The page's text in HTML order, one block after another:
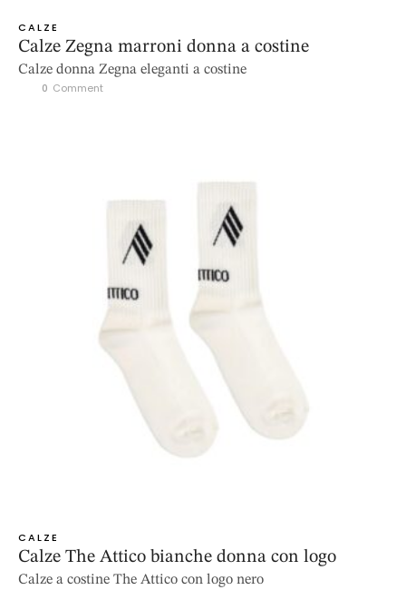
CALZE
Calze Zegna marroni donna a costine
Calze donna Zegna eleganti a costine
0 Comment
CALZE
Calze The Attico bianche donna con logo
Calze a costine The Attico con logo nero